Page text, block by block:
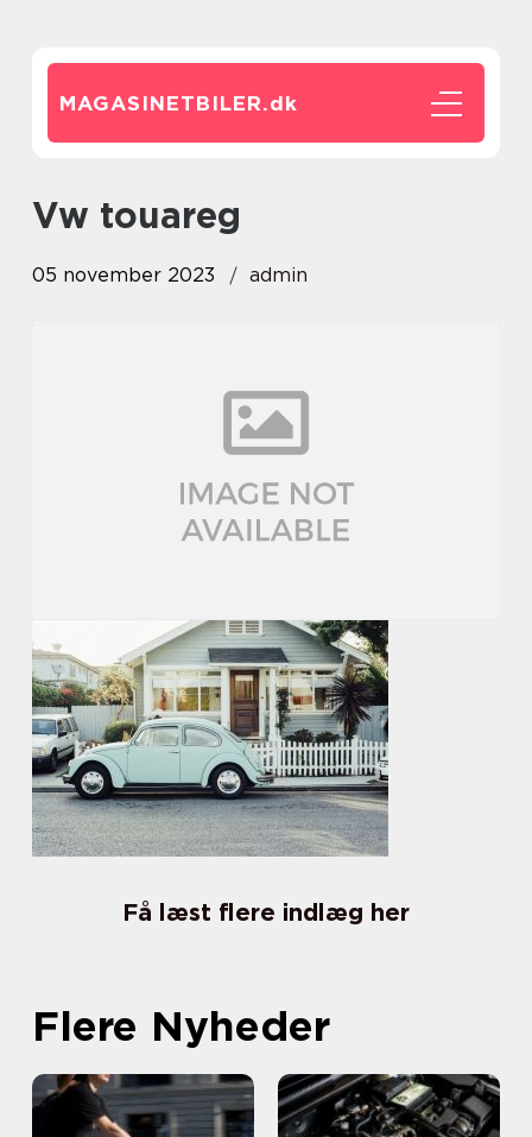
MAGASINETBILER.dk
vw touareg
05 november 2023 admin
Få læst flere indlæg her
Flere Nyheder